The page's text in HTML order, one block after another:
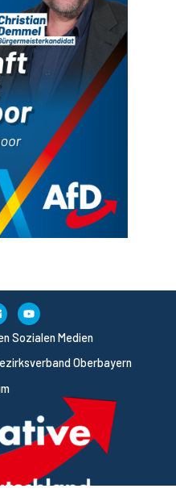
Oberbayern
Sozialen Medien